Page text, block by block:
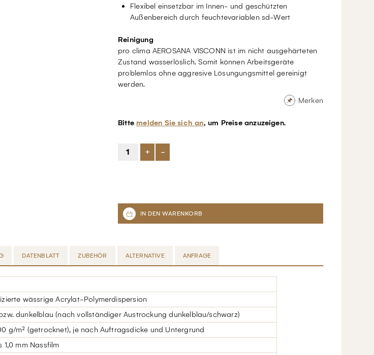
Flexibel einsetzbar im Innen- und geschützten
Außenbereich durch feuchtevariablen sd-Wert
Reinigung
pro clima AEROSANA VISCONN ist im nicht ausgehärteten
Zustand wasserlöslich. Somit können Arbeitsgeräte
problemlos ohne aggresive Lösungungsmittel gereinigt
werden.
Merken
Bitte melden Sie sich an, um Preise anzuzeigen.
+ -
DATENBLATT ZUBEHÖR ALTERNATIVE ANFRAGE
wässrige Acrylat-Polymerdispersion
dunkelblau (nach vollständiger Austrockung dunkelblau/schwarz)
g/m² (getrocknet), je nach Auftragsdicke und Untergrund
1,0 mm Nassfilm